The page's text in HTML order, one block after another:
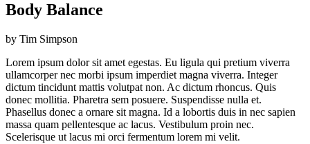
Body Balance
by Tim Simpson
Lorem ipsum dolor sit amet egestas. Eu ligula qui pretium viverra
ullamcorper nec morbi ipsum imperdiet magna viverra. Integer
dictum tincidunt mattis volutpat non. Ac dictum rhoncus. Quis
donec mollitia. Pharetra sem posuere. Suspendisse nulla et.
Phasellus donec a ornare sit magna. Id a lobortis duis in nec sapien
massa quam pellentesque ac lacus. Vestibulum proin nec.
Scelerisque ut lacus mi orci fermentum lorem mi velit.